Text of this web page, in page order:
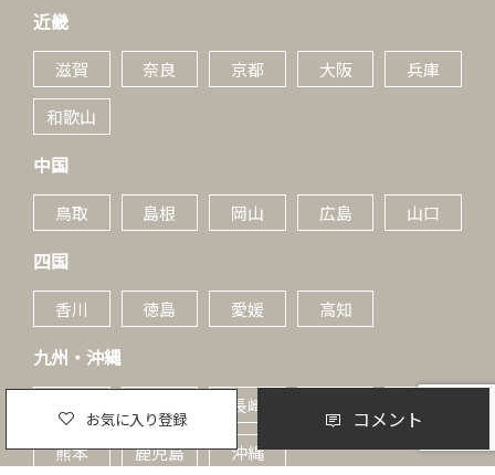
お気に入り登録 コメント
近畿
滋賀 奈良 京都 大阪 兵庫
和歌山
中国
鳥取 島根 岡山 広島 山口
四国
香川 徳島 愛媛 高知
九州・沖縄
長崎
熊本 鹿児島 沖縄